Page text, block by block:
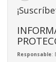
Responsable: